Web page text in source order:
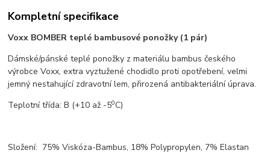
Kompletní specifikace
Voxx BOMBER teplé bambusové ponožky (1 pár)
Dámské/pánské teplé ponožky z materiálu bambus českého
výrobce Voxx, extra vyztužené chodidlo proti opotřebení, velmi
jemný nestahující zdravotní lem, přirozená antibakteriální úprava.
Teplotní třída: B (+10 až -50C)
Složení: 75% Viskóza-Bambus, 18% Polypropylen, 7% Elastan